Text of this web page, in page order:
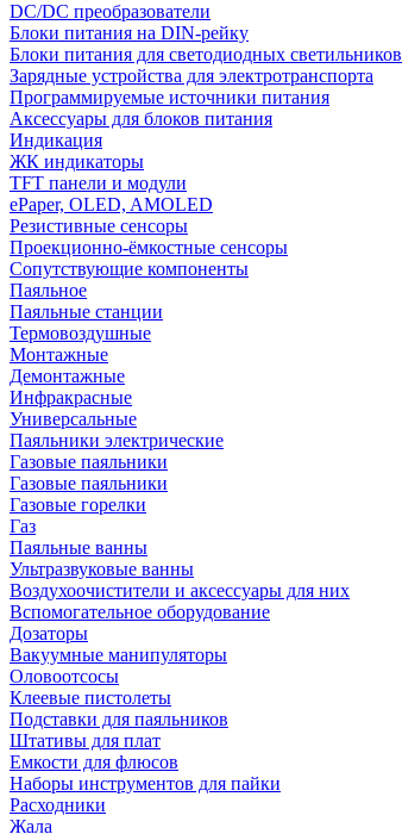
DC/DC преобразователи
Блоки питания на DIN-рейку
Блоки питания для светодиодных светильников
Зарядные устройства для электротранспорта
Программируемые источники питания
Аксессуары для блоков питания
Индикация
ЖК индикаторы
TFT панели и модули
ePaper, OLED, AMOLED
Резистивные сенсоры
Проекционно-ёмкостные сенсоры
Сопутствующие компоненты
Паяльное
Паяльные станции
Термовоздушные
Монтажные
Демонтажные
Инфракрасные
Универсальные
Паяльники электрические
Газовые паяльники
Газовые паяльники
Газовые горелки
Газ
Паяльные ванны
Ультразвуковые ванны
Воздухоочистители и аксессуары для них
Вспомогательное оборудование
Дозаторы
Вакуумные манипуляторы
Оловоотсосы
Клеевые пистолеты
Подставки для паяльников
Штативы для плат
Емкости для флюсов
Наборы инструментов для пайки
Расходники
Жала